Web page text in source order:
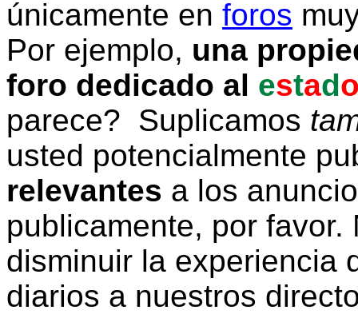
únicamente en foros
Por ejemplo, una
foro dedicado al estad
parece? Suplicamos
usted potencialmente
relevantes a los
publicamente, por
disminuir la experiencia
diarios a nuestros